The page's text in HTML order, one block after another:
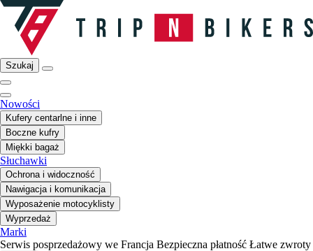
Szukaj
Nowości
Kufery centarlne i inne
Boczne kufry
Miękki bagaż
Słuchawki
Ochrona i widoczność
Nawigacja i komunikacja
Wyposażenie motocyklisty
Wyprzedaż
Marki
Serwis posprzedażowy we Francja Bezpieczna płatność Łatwe zwroty